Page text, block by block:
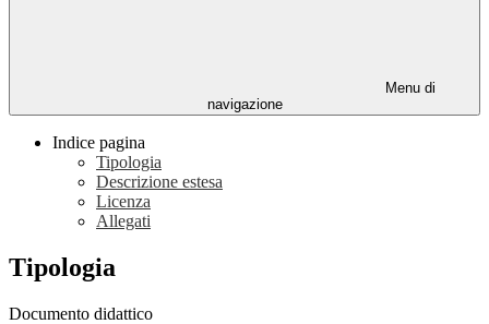
Menu di
navigazione
Indice pagina
Tipologia
Descrizione estesa
Licenza
Allegati
Tipologia
Documento didattico